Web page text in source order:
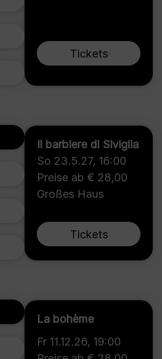
Tickets
Il barbiere di Siviglia
So 23.5.27, 16:00
Preise ab € 28,00
Großes Haus
Tickets
La bohème
Fr 11.12.26, 19:00